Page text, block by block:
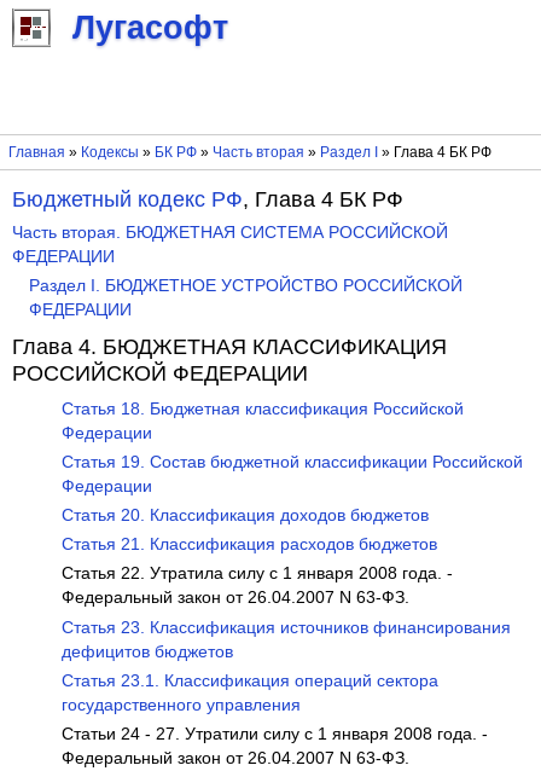
Лугасофт
Главная » Кодексы » БК РФ» Часть вторая » Раздел I » Глава 4 БК РФ
Бюджетный кодекс РФ, Глава 4 БК РФ
Часть вторая. БЮДЖЕТНАЯ СИСТЕМА РОССИЙСКОЙ
ФЕДЕРАЦИИ
Раздел I. БЮДЖЕТНОЕ УСТРОЙСТВО РОССИЙСКОЙ
ФЕДЕРАЦИИ
Глава 4. БЮДЖЕТНАЯ КЛАССИФИКАЦИЯ
РОССИЙСКОЙ ФЕДЕРАЦИИ
Статья 18. Бюджетная классификация Российской
Федерации
Статья 19. Состав бюджетной классификации Российской
Федерации
Статья 20. Классификация доходов бюджетов
Статья 21. Классификация расходов бюджетов
Статья 22. Утратила силу с 1 января 2008 года. -
Федеральный закон от 26.04.2007 N 63-ФЗ.
Статья 23. Классификация источников финансирования
дефицитов бюджетов
Статья 23.1. Классификация операций сектора
государственного управления
Статьи 24 - 27. Утратили силу с 1 января 2008 года. -
Федеральный закон от 26.04.2007 N 63-ФЗ.